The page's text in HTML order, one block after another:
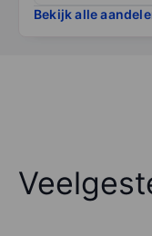
Bekijk alle